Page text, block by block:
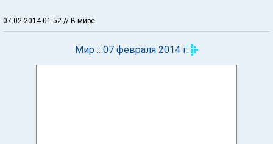
07.02.2014 01:52 // В мире
Мир :: 07 февраля 2014 г.